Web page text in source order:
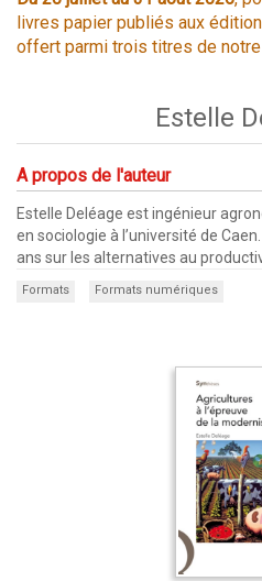
livres papier publiés aux
offert parmi trois titres de
Estelle
A propos de l'auteur
Estelle Deléage est ingénieur
en sociologie à l’université de
ans sur les alternatives au
Formats Formats numériques